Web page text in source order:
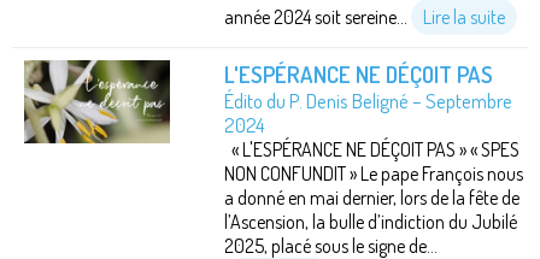
année 2024 soit sereine...
Lire la suite
L'ESPÉRANCE NE DÉÇOIT PAS
Édito du P. Denis Beligné – Septembre
2024
« L'ESPÉRANCE NE DÉÇOIT PAS » « SPES
NON CONFUNDIT » Le pape François nous
a donné en mai dernier, lors de la fête de
l’Ascension, la bulle d’indiction du Jubilé
2025, placé sous le signe de...